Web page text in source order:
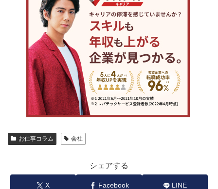
お仕事コラム 会社
シェアする
X Facebook LINE